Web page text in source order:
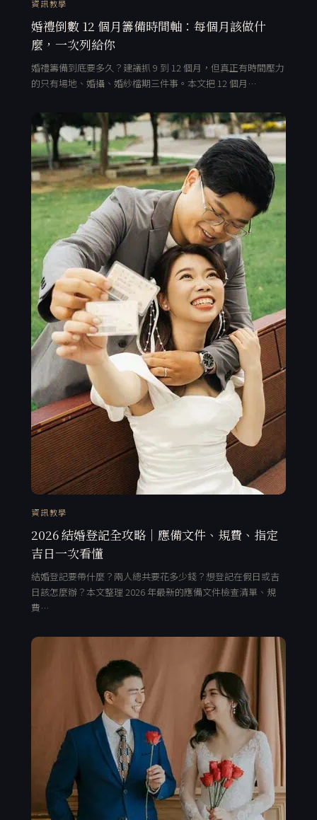
資訊教學
婚禮倒數 12 個月籌備時間軸：每個月該做什
麼，一次列給你
婚禮籌備到底要多久？建議抓 9 到 12 個月，但真正有時間壓力
的只有場地、婚攝、婚紗檔期三件事。本文把 12 個月…
資訊教學
2026 結婚登記全攻略｜應備文件、規費、指定
吉日一次看懂
結婚登記要帶什麼？兩人總共要花多少錢？想登記在假日或吉
日該怎麼辦？本文整理 2026 年最新的應備文件檢查清單、規
費…